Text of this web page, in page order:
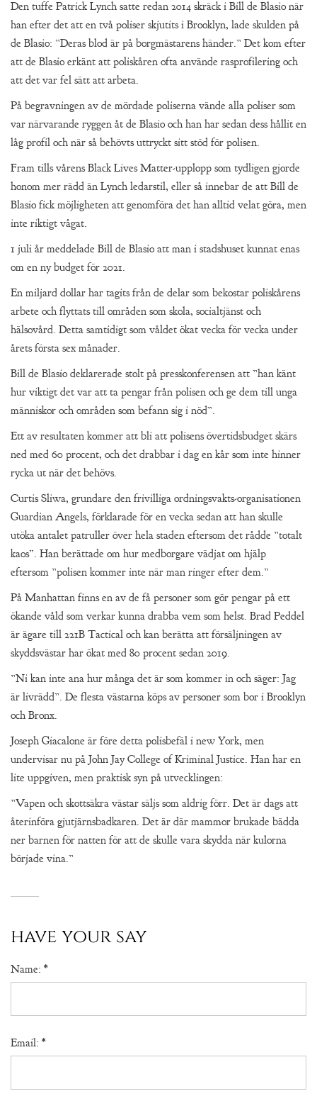
Den tuffe Patrick Lynch satte redan 2014 skräck i Bill de Blasio när
han efter det att en två poliser skjutits i Brooklyn, lade skulden på
de Blasio: ”Deras blod är på borgmästarens händer.” Det kom efter
att de Blasio erkänt att poliskåren ofta använde rasprofilering och
att det var fel sätt att arbeta.
På begravningen av de mördade poliserna vände alla poliser som
var närvarande ryggen åt de Blasio och han har sedan dess hållit en
låg profil och när så behövts uttryckt sitt stöd för polisen.
Fram tills vårens Black Lives Matter-upplopp som tydligen gjorde
honom mer rädd än Lynch ledarstil, eller så innebar de att Bill de
Blasio fick möjligheten att genomföra det han alltid velat göra, men
inte riktigt vågat.
1 juli år meddelade Bill de Blasio att man i stadshuset kunnat enas
om en ny budget för 2021.
En miljard dollar har tagits från de delar som bekostar poliskårens
arbete och flyttats till områden som skola, socialtjänst och
hälsovård. Detta samtidigt som våldet ökat vecka för vecka under
årets första sex månader.
Bill de Blasio deklarerade stolt på presskonferensen att ”han känt
hur viktigt det var att ta pengar från polisen och ge dem till unga
människor och områden som befann sig i nöd”.
Ett av resultaten kommer att bli att polisens övertidsbudget skärs
ned med 60 procent, och det drabbar i dag en kår som inte hinner
rycka ut när det behövs.
Curtis Sliwa, grundare den frivilliga ordningsvakts-organisationen
Guardian Angels, förklarade för en vecka sedan att han skulle
utöka antalet patruller över hela staden eftersom det rådde ”totalt
kaos”. Han berättade om hur medborgare vädjat om hjälp
eftersom ”polisen kommer inte när man ringer efter dem.”
På Manhattan finns en av de få personer som gör pengar på ett
ökande våld som verkar kunna drabba vem som helst. Brad Peddel
är ägare till 221B Tactical och kan berätta att försäljningen av
skyddsvästar har ökat med 80 procent sedan 2019.
”Ni kan inte ana hur många det är som kommer in och säger: Jag
är livrädd”. De flesta västarna köps av personer som bor i Brooklyn
och Bronx.
Joseph Giacalone är före detta polisbefäl i new York, men
undervisar nu på John Jay College of Kriminal Justice. Han har en
lite uppgiven, men praktisk syn på utvecklingen:
”Vapen och skottsäkra västar säljs som aldrig förr. Det är dags att
återinföra gjutjärnsbadkaren. Det är där mammor brukade bädda
ner barnen för natten för att de skulle vara skydda när kulorna
började vina.”
have your say
Name: *
Email: *